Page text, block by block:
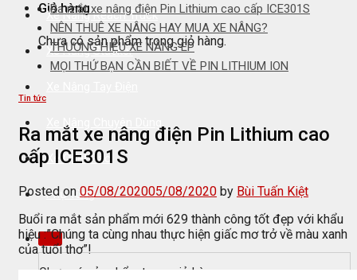
Giỏ hàng
Chưa có sản phẩm trong giỏ hàng.
Xe Nâng Reach Truck
Xe Nâng Stacker
Xe Nâng Chuyên Dùng
Xe Quét Rác
Phụ Tùng
Chưa có sản phẩm trong giỏ hàng.
Ra mắt xe nâng điện Pin Lithium cao cấp ICE301S
NÊN THUÊ XE NÂNG HAY MUA XE NÂNG?
THƯƠNG HIỆU XE NÂNG EP
MỌI THỨ BẠN CẦN BIẾT VỀ PIN LITHIUM ION
Tin tức
Ra mắt xe nâng điện Pin Lithium cao
cấp ICE301S
Posted on 05/08/202005/08/2020 by Bùi Tuấn Kiệt
Buổi ra mắt sản phẩm mới 629 thành công tốt đẹp với khẩu
hiệu :”Chúng ta cùng nhau thực hiện giấc mơ trở về màu xanh
của tuổi thơ”!